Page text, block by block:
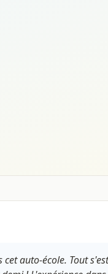
cet auto-école. Tout